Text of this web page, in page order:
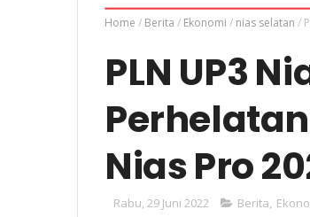
Home / Berita / Ekonomi / nias selatan /
PLN UP3
Nias Pro
Rabu, 29 Juni 2022 Berita